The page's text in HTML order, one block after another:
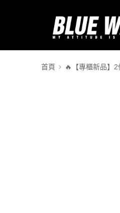
首頁 🔥【專櫃新品】